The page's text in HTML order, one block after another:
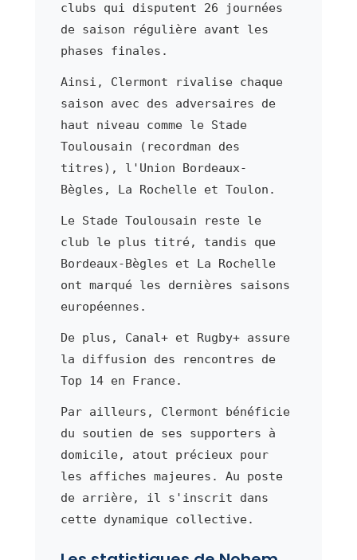
clubs qui disputent 26 journées
de saison régulière avant les
phases finales.
Ainsi, Clermont rivalise chaque
saison avec des adversaires de
haut niveau comme le Stade
Toulousain (recordman des
titres), l'Union Bordeaux-
Bègles, La Rochelle et Toulon.
Le Stade Toulousain reste le
club le plus titré, tandis que
Bordeaux-Bègles et La Rochelle
ont marqué les dernières saisons
européennes.
De plus, Canal+ et Rugby+ assure
la diffusion des rencontres de
Top 14 en France.
Par ailleurs, Clermont bénéficie
du soutien de ses supporters à
domicile, atout précieux pour
les affiches majeures. Au poste
de arrière, il s'inscrit dans
cette dynamique collective.